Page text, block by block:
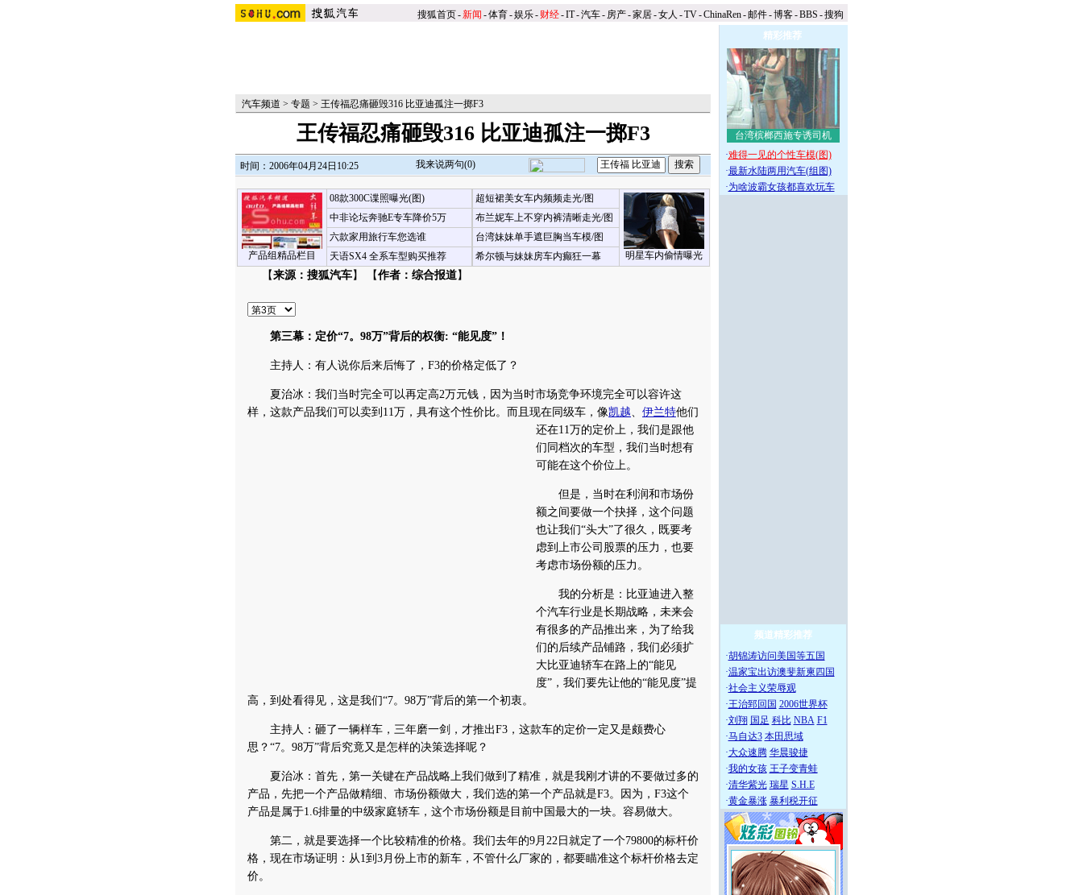
搜狐首页-新闻 -体育-娱乐- 财经-IT-汽车- 房产-家居-女人 -TV-ChinaRen-邮件-博客-BBS -搜狗
汽车频道 > 专题 > 王传福忍痛砸毁316 比亚迪孤注一掷F3
王传福忍痛砸毁316 比亚迪孤注一掷F3
时间：2006年04月24日10:25 我来说两句(0)
产品组精品栏目
08款300C谍照曝光(图)
中非论坛奔驰E专车降价5万
六款家用旅行车您选谁
天语SX4 全系车型购买推荐
超短裙美女车内频频走光/图
明星车内偷情曝光
布兰妮车上不穿内裤清晰走光/图
台湾妹妹单手遮巨胸当车模/图
希尔顿与妹妹房车内癫狂一幕
【来源：搜狐汽车】 【作者：综合报道】
第三幕：定价“7。98万”背后的权衡: “能见度”！
主持人：有人说你后来后悔了，F3的价格定低了？
夏治冰：我们当时完全可以再定高2万元钱，因为当时市场竞争环境完全可以容许这
样，这款产品我们可以卖到11万，具有这个性价比。 而且现在同级车，像凯越、 伊兰特他们
还在11万的定价上，我们是跟他
们同档次的车型，我们当时想有
可能在这个价位上。
但是，当时在利润和市场份
额之间要做一个抉择，这个问题
也让我们“头大”了很久，既要考
虑到上市公司股票的压力，也要
考虑市场份额的压力。
我的分析是：比亚迪进入整
个汽车行业是长期战略，未来会
有很多的产品推出来，为了给我
们的后续产品铺路，我们必须扩
大比亚迪轿车在路上的“能见
度”，我们要先让他的“能见度”提
高，到处看得见，这是我们“7。98万”背后的第一个初衷。
主持人：砸了一辆样车，三年磨一剑，才推出F3，这款车的定价一定又是颇费心
思？“7。98万”背后究竟又是怎样的决策选择呢？
夏治冰：首先，第一关键在产品战略上我们做到了精准，就是我刚才讲的不要做过多的
产品，先把一个产品做精细、市场份额做大，我们选的第一个产品就是F3。因为，F3这个
产品是属于1.6排量的中级家庭轿车，这个市场份额是目前中国最大的一块。容易做大。
第二，就是要选择一个比较精准的价格。我们去年的9月22日就定了一个79800的标杆价
格，现在市场证明：从1到3月份上市的新车，不管什么厂家的，都要瞄准这个标杆价格去定
价。
精彩推荐
台湾槟榔西施专诱司机
·难得一见的个性车模(图)
·最新水陆两用汽车(组图)
·为啥波霸女孩都喜欢玩车
频道精彩推荐
·胡锦涛访问美国等五国
·温家宝出访澳斐新柬四国
·社会主义荣辱观
·王治郅回国 2006世界杯
·刘翔 国足 科比 NBA F1
·马自达3 本田思域
·大众速腾 华晨骏捷
·我的女孩 王子变青蛙
·清华紫光 瑞星 S.H.E
·黄金暴涨 暴利税开征